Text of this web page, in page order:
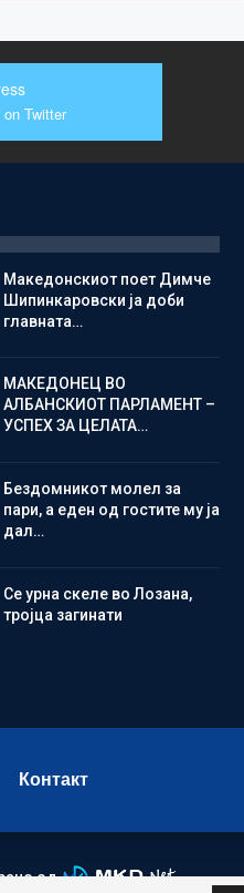
Twitter
Македонскиот поет Димче
Шипинкаровски ја доби
главната…
МАКЕДОНЕЦ ВО
АЛБАНСКИОТ ПАРЛАМЕНТ –
УСПЕХ ЗА ЦЕЛАТА…
Бездомникот молел за
пари, а еден од гостите му ја
дал…
Се урна скеле во Лозана,
тројца загинати
Контакт
од